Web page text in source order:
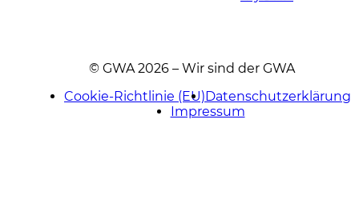
© GWA 2026 – Wir sind der GWA
Cookie-Richtlinie (EU) Datenschutzerklärung
Impressum